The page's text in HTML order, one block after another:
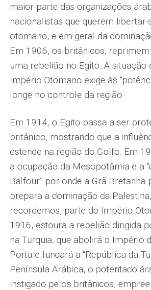
maior parte das organizações
nacionalistas que querem libertar-
otomano, e em geral da
Em 1906, os britânicos,
uma rebelião no Egito. A situação
Império Otomano exige às
longe no controle da região.
Em 1914, o Egito passa a ser
britânico, mostrando que a
estende na região do Golfo. Em
a ocupação da Mesopotâmia e a
Balfour” por onde a Grã Bretanha
prepara a dominação da
recordemos, parte do Império
1916, estoura a rebelião dirigida
na Turquia, que abolirá o Império
Porta e fundará a “República da
Península Arábica, o potentado
instigado pelos britânicos,